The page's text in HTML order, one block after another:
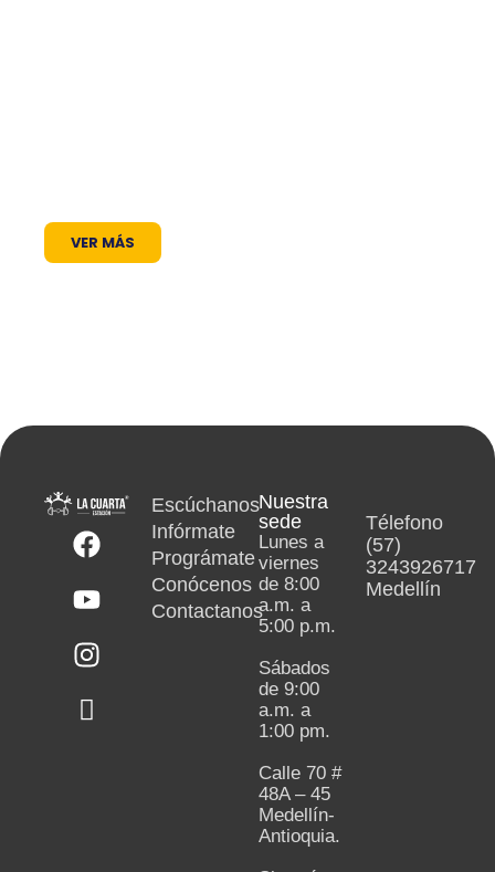
VER MÁS
Escúchanos
Infórmate
Prográmate
Conócenos
Contactanos
Nuestra
sede
Lunes a
viernes
de 8:00
a.m. a
5:00 p.m.
Sábados
de 9:00
a.m. a
1:00 pm.
Calle 70 #
48A – 45
Medellín-
Antioquia.
Télefono
(57)
3243926717
Medellín